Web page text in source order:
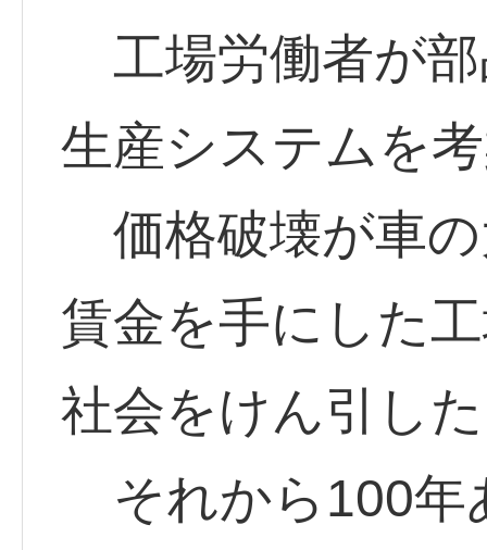
工場労働者が
生産システムを
価格破壊が車
賃金を手にした
社会をけん引し
それから100年